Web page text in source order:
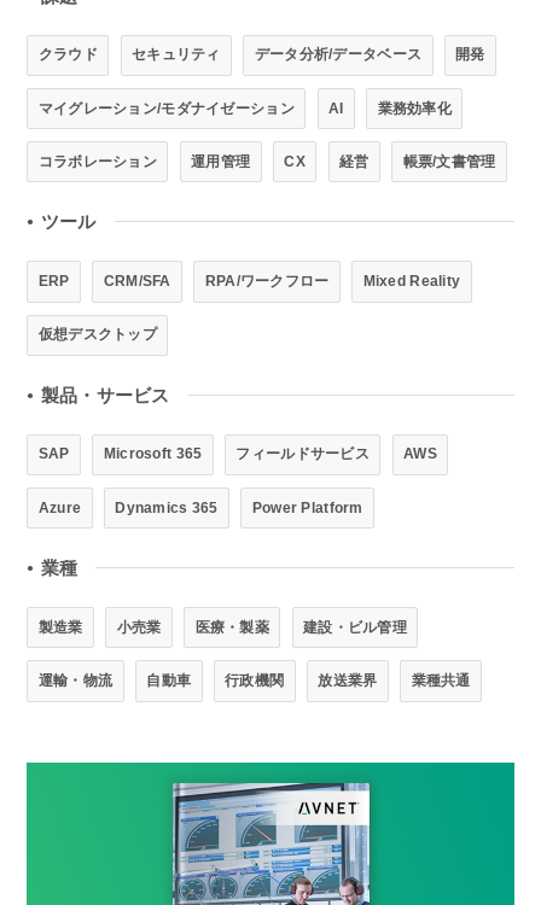
クラウド セキュリティ データ分析/データベース 開発
マイグレーション/モダナイゼーション AI 業務効率化
コラボレーション 運用管理 CX 経営 帳票/文書管理
● ツール
ERP CRM/SFA RPA/ワークフロー Mixed Reality
仮想デスクトップ
● 製品・サービス
SAP Microsoft 365 フィールドサービス AWS
Azure Dynamics 365 Power Platform
● 業種
製造業 小売業 医療・製薬 建設・ビル管理
運輸・物流 自動車 行政機関 放送業界 業種共通